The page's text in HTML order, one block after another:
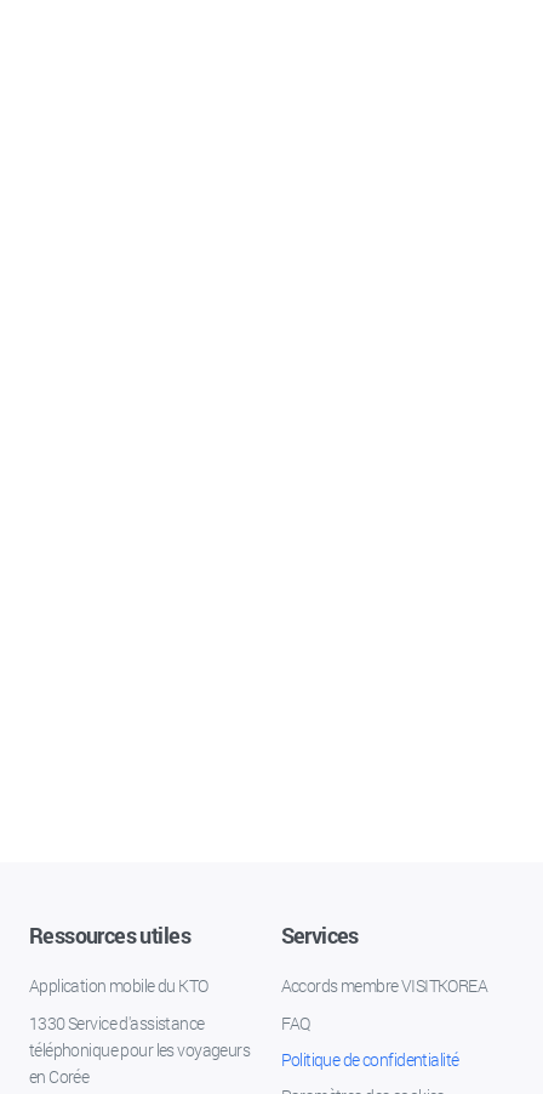
Ressources utiles
Application mobile du KTO
1330 Service d'assistance
téléphonique pour les voyageurs
en Corée
Services
Accords membre VISITKOREA
FAQ
Politique de confidentialité